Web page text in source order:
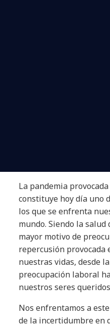
La pandemia
constituye hoy día uno
los que se enfrenta
mundo. Siendo la salud
mayor motivo de
repercusión provocada
nuestras vidas, desde
preocupación laboral
nuestros seres
Nos enfrentamos a
de la incertidumbre en